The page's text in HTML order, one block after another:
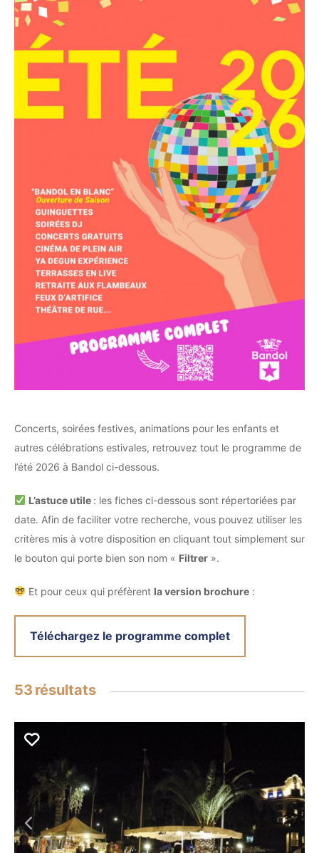
Concerts, soirées festives, animations pour les enfants et
autres célébrations estivales, retrouvez tout le programme de
l’été 2026 à Bandol ci-dessous.
L’astuce utile : les fiches ci-dessous sont répertoriées par
date. Afin de faciliter votre recherche, vous pouvez utiliser les
critères mis à votre disposition en cliquant tout simplement sur
le bouton qui porte bien son nom « Filtrer ».
Et pour ceux qui préfèrent la version brochure:
Téléchargez le programme complet
53 résultats
Précédent